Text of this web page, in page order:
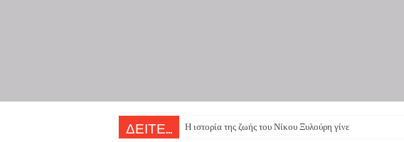
ΔΕΙΤΕ... Η ιστορία της ζωής του Νίκου Ξυλούρη γίνεται θεατρική πα